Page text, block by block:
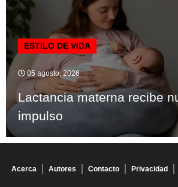
ESTILO DE VIDA
05 agosto, 2026
Lactancia materna recibe
impulso
Acerca Autores Contacto Privacidad